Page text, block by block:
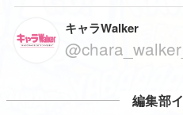
キャラWalker
@chara_walker_
編集部